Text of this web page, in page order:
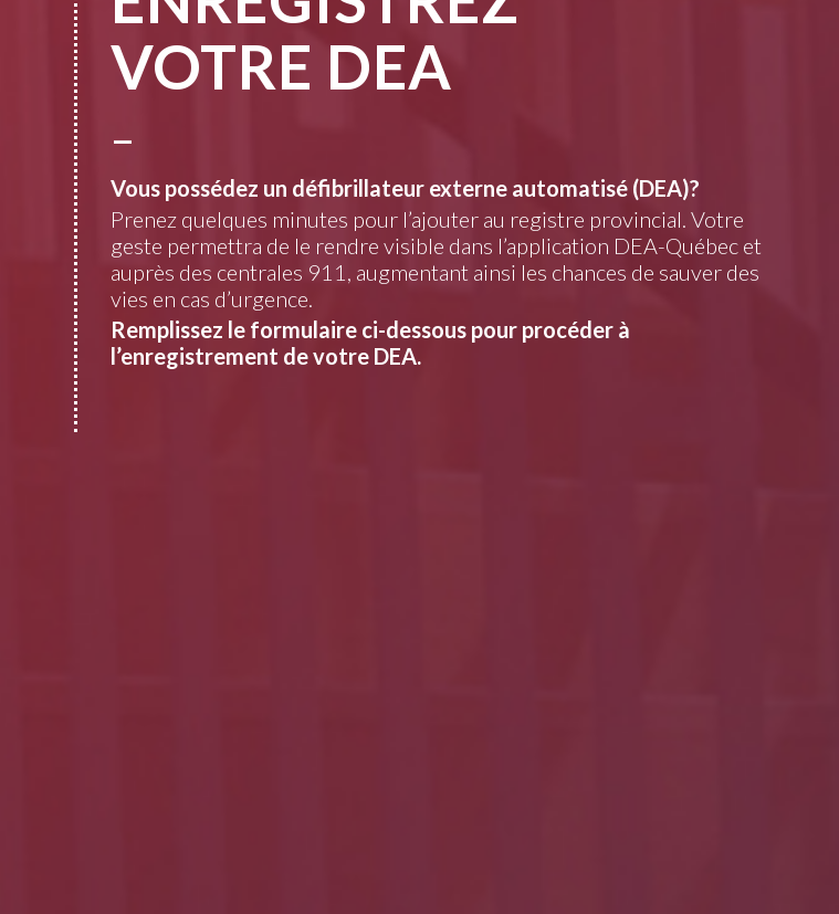
VOTRE DEA
–
Vous possédez un défibrillateur externe automatisé (DEA)?
Prenez quelques minutes pour l’ajouter au registre provincial. Votre
geste permettra de le rendre visible dans l’application DEA-Québec et
auprès des centrales 911, augmentant ainsi les chances de sauver des
vies en cas d’urgence.
Remplissez le formulaire ci-dessous pour procéder à
l’enregistrement de votre DEA.